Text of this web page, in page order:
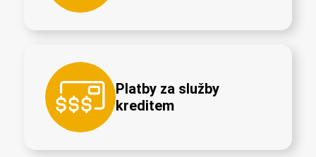
Platby za služby
kreditem